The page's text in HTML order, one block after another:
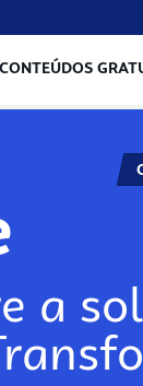
CONTEÚDOS
a